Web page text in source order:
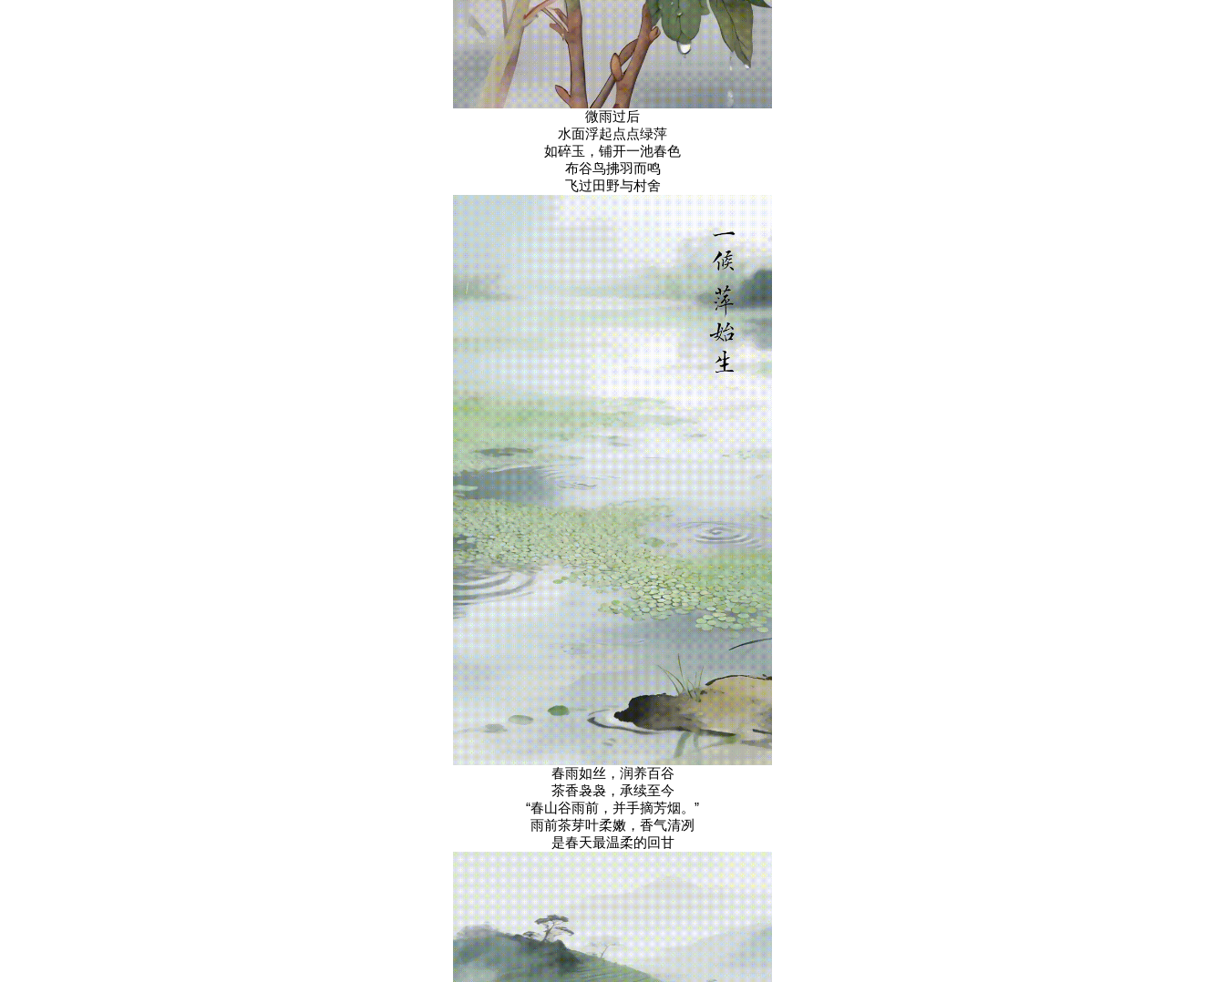
微雨过后
水面浮起点点绿萍
如碎玉，铺开一池春色
布谷鸟拂羽而鸣
飞过田野与村舍
春雨如丝，润养百谷
茶香袅袅，承续至今
“春山谷雨前，并手摘芳烟。”
雨前茶芽叶柔嫩，香气清冽
是春天最温柔的回甘